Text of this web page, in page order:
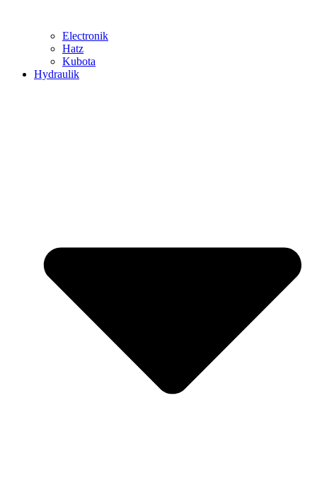
Electronik
Hatz
Kubota
Hydraulik